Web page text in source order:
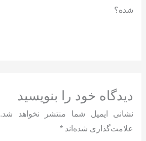
شده؟
دیدگاه‌ خود را بنویسید
نشانی ایمیل شما منتشر نخواهد شد.
علامت‌گذاری شده‌اند *